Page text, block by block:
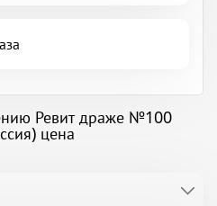
Ревит драже №100
цена